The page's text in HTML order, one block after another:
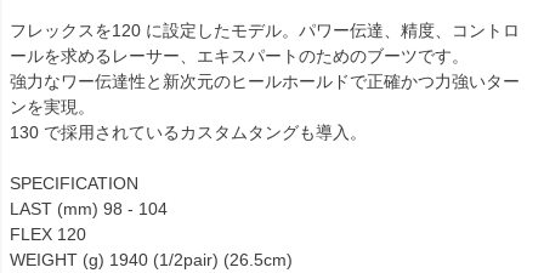
フレックスを120 に設定したモデル。パワー伝達、精度、コントロ
ールを求めるレーサー、エキスパートのためのブーツです。
強力なワー伝達性と新次元のヒールホールドで正確かつ力強いター
ンを実現。
130 で採用されているカスタムタングも導入。
SPECIFICATION
LAST (mm) 98 - 104
FLEX 120
WEIGHT (g) 1940 (1/2pair) (26.5cm)